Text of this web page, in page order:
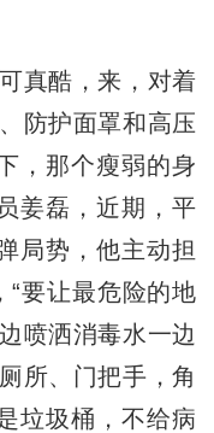
真酷，来，对着
防护面罩和高压
，那个瘦弱的身
姜磊，近期，平
局势，他主动担
“要让最危险的地
喷洒消毒水一边
所、门把手，角
垃圾桶，不给病